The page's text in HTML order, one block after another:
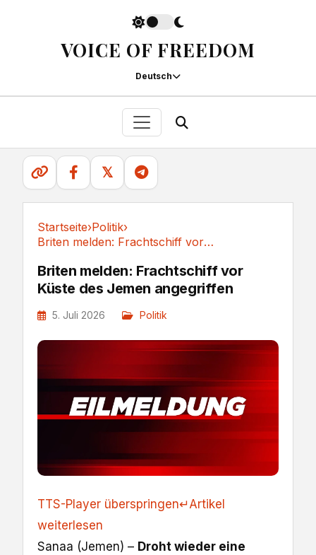
VOICE OF FREEDOM
Deutsch
𝕏
Startseite›Politik›
Briten melden: Frachtschiff vor Küste des...
Briten melden: Frachtschiff vor
Küste des Jemen angegriffen
5. Juli 2026 Politik
TTS-Player überspringen↵Artikel
weiterlesen
Sanaa (Jemen) – Droht wieder eine